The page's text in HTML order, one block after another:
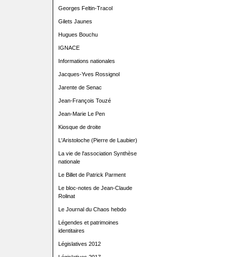
Georges Feltin-Tracol
Gilets Jaunes
Hugues Bouchu
IGNACE
Informations nationales
Jacques-Yves Rossignol
Jarente de Senac
Jean-François Touzé
Jean-Marie Le Pen
Kiosque de droite
L'Aristoloche (Pierre de Laubier)
La vie de l'association Synthèse
nationale
Le Billet de Patrick Parment
Le bloc-notes de Jean-Claude
Rolinat
Le Journal du Chaos hebdo
Légendes et patrimoines
identitaires
Législatives 2012